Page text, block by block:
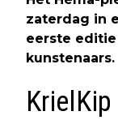
zaterdag in
eerste
kunstenaars.
KrielKip